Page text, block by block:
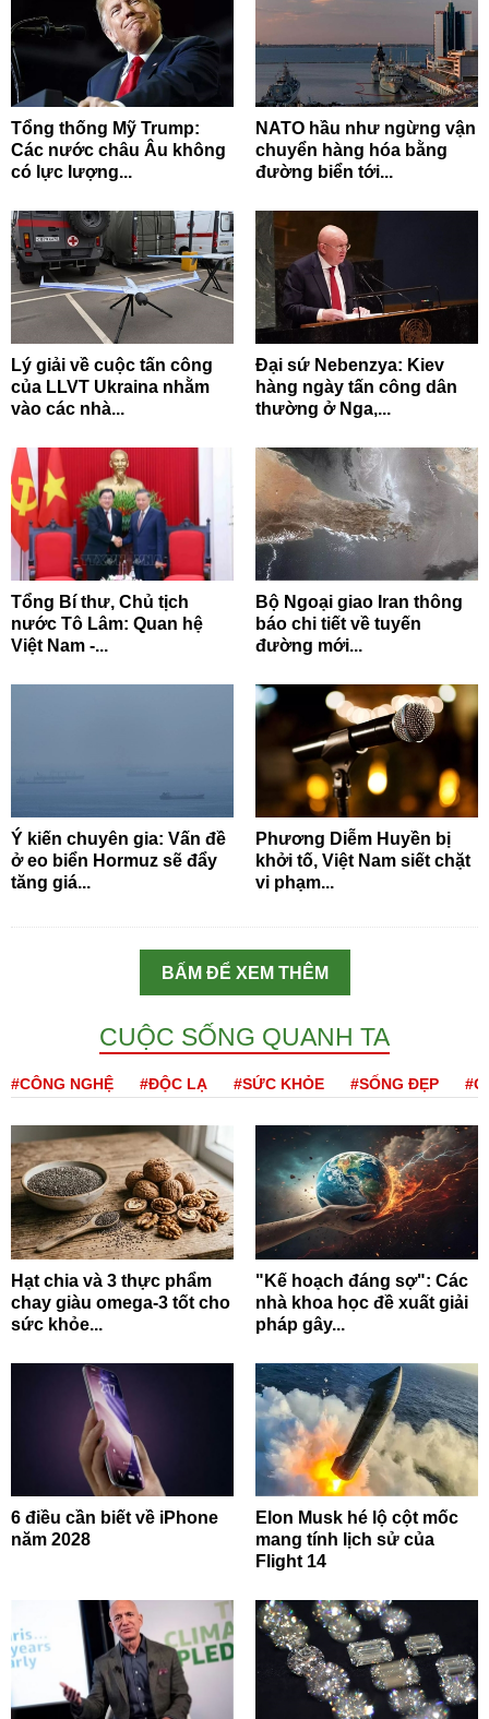
Tổng thống Mỹ Trump:
Các nước châu Âu không
có lực lượng...
NATO hầu như ngừng vận
chuyển hàng hóa bằng
đường biển tới...
Lý giải về cuộc tấn công
của LLVT Ukraina nhằm
vào các nhà...
Đại sứ Nebenzya: Kiev
hàng ngày tấn công dân
thường ở Nga,...
Tổng Bí thư, Chủ tịch
nước Tô Lâm: Quan hệ
Việt Nam -...
Bộ Ngoại giao Iran thông
báo chi tiết về tuyến
đường mới...
Ý kiến chuyên gia: Vấn đề
ở eo biển Hormuz sẽ đẩy
tăng giá...
Phương Diễm Huyền bị
khởi tố, Việt Nam siết chặt
vi phạm...
BẤM ĐỂ XEM THÊM
CUỘC SỐNG QUANH TA
#CÔNG NGHỆ #ĐỘC LẠ #SỨC KHỎE #SỐNG ĐẸP
Hạt chia và 3 thực phẩm
chay giàu omega-3 tốt cho
sức khỏe...
"Kế hoạch đáng sợ": Các
nhà khoa học đề xuất giải
pháp gây...
6 điều cần biết về iPhone
năm 2028
Elon Musk hé lộ cột mốc
mang tính lịch sử của
Flight 14